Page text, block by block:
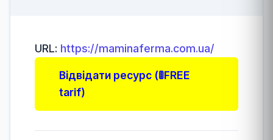
URL: https://maminaferma.com.ua/
Відвідати ресурс (🚦FREE
tarif)